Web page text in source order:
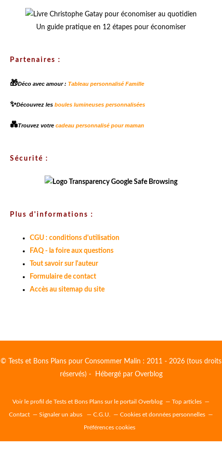
Un guide pratique en 12 étapes pour économiser
Partenaires :
🎁Déco avec amour : Tableau personnalisé Famille
✨Découvrez les boules lumineuses personnalisées
💑Trouvez votre cadeau personnalisé pour maman
Sécurité :
Plus d'informations :
CGU : conditions d'utilisation
FAQ - la foire aux questions
Tout savoir sur l'auteur
Formulaire de contact
Accès au sitemap du site
© Tests et Bons Plans pour Consommer Malin : 2011 - 2026 (tous droits
réservés) - Hébergé par Overblog
Voir le profil de Tests et Bons Plans sur le portail Overblog Top articles
Contact Signaler un abus C.G.U. Cookies et données personnelles
Préférences cookies